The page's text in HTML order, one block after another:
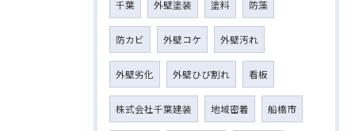
千葉 外壁塗装 塗料 防藻
防カビ 外壁コケ 外壁汚れ
外壁劣化 外壁ひび割れ 看板
株式会社千葉建装 地域密着 船橋市